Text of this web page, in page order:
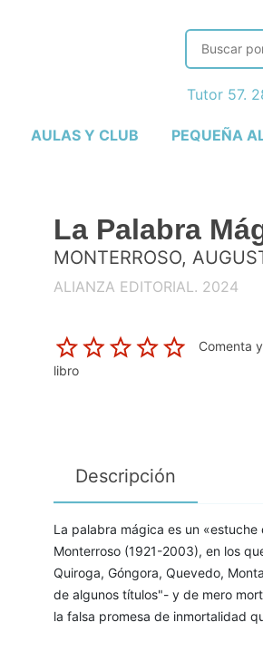
AULAS Y CLUB PEQUEÑA
Tutor 57.
La Palabra
MONTERROSO,
ALIANZA EDITORIAL. 2024
Comenta
libro
Descripción
La palabra mágica es un
Monterroso (1921-2003), en los
Quiroga, Góngora, Quevedo,
de algunos títulos"- y de mero
la falsa promesa de inmortalidad